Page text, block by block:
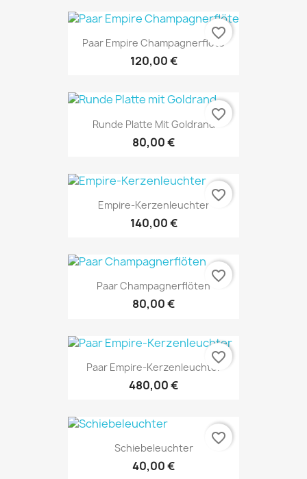
Paar Empire Champagnerflöte
120,00 €
favorite_border
Runde Platte Mit Goldrand
80,00 €
favorite_border
Empire-Kerzenleuchter
140,00 €
favorite_border
Paar Champagnerflöten
80,00 €
favorite_border
Paar Empire-Kerzenleuchter
480,00 €
favorite_border
Schiebeleuchter
40,00 €
favorite_border